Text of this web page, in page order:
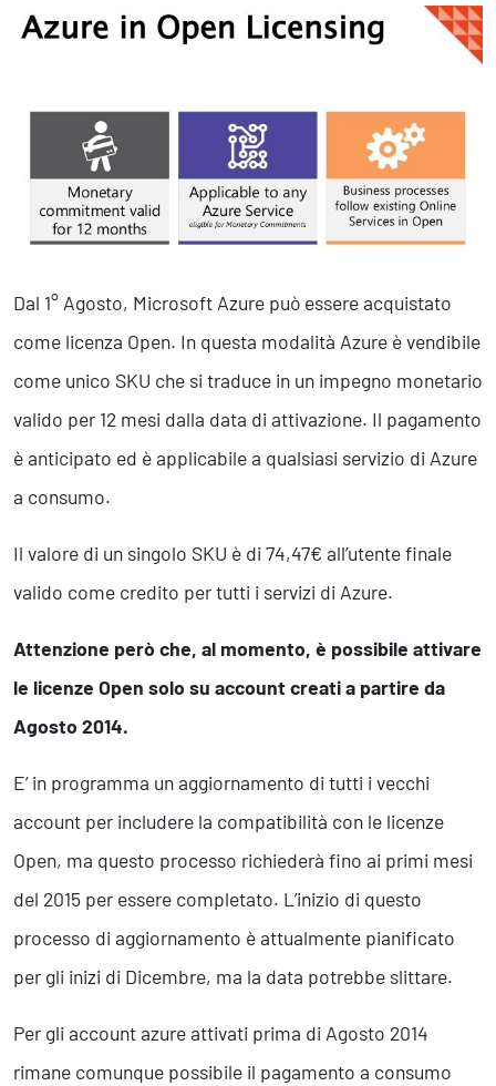
Marketing Strategico
Finanza Strategica
Future
Innovazione
Sostenibilità
Collaborative Design
Europe
Digital
Modern Infrastructure
Remote Working & Video e Audio Conferencing
Sicurezza & Conformità
Sviluppo App
Operation
Smart Working
Efficientamento Aziendale
Project Management
Finanza & Gestione Economica
Sistemi di Gestione
Safety
Sicurezza sul Lavoro
Assistenza Ambientale
Sicurezza Alimentare
Cyber Security
Dal 1° Agosto, Microsoft Azure può essere acquistato
come licenza Open. In questa modalità Azure è vendibile
come unico SKU che si traduce in un impegno monetario
valido per 12 mesi dalla data di attivazione. Il pagamento
è anticipato ed è applicabile a qualsiasi servizio di Azure
a consumo.
Il valore di un singolo SKU è di 74,47€ all’utente finale
valido come credito per tutti i servizi di Azure.
Attenzione però che, al momento, è possibile attivare
le licenze Open solo su account creati a partire da
Agosto 2014.
E’ in programma un aggiornamento di tutti i vecchi
account per includere la compatibilità con le licenze
Open, ma questo processo richiederà fino ai primi mesi
del 2015 per essere completato. L’inizio di questo
processo di aggiornamento è attualmente pianificato
per gli inizi di Dicembre, ma la data potrebbe slittare.
Per gli account azure attivati prima di Agosto 2014
rimane comunque possibile il pagamento a consumo